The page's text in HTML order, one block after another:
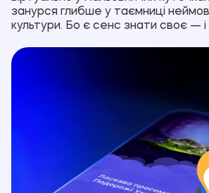
занурся глибше у таємниці
культури. Бо є сенс знати своє —